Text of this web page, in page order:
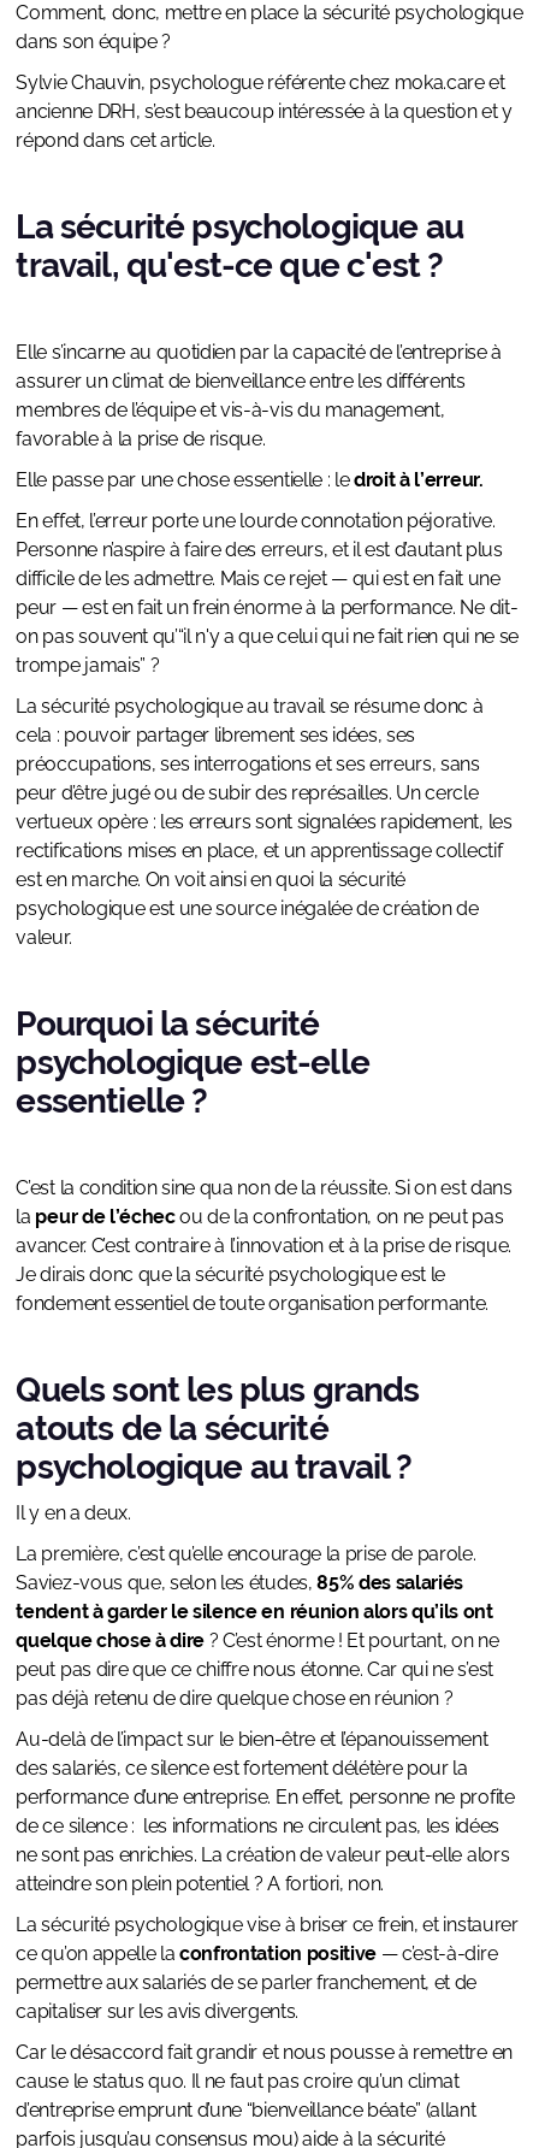
Comment, donc, mettre en place la sécurité psychologique
dans son équipe ?
Sylvie Chauvin, psychologue référente chez moka.care et
ancienne DRH, s’est beaucoup intéressée à la question et y
répond dans cet article.
La sécurité psychologique au
travail, qu'est-ce que c'est ?
Elle s’incarne au quotidien par la capacité de l’entreprise à
assurer un climat de bienveillance entre les différents
membres de l’équipe et vis-à-vis du management,
favorable à la prise de risque.
Elle passe par une chose essentielle : ledroit à l’erreur.
En effet, l’erreur porte une lourde connotation péjorative.
Personne n’aspire à faire des erreurs, et il est d’autant plus
difficile de les admettre. Mais ce rejet — qui est en fait une
peur — est en fait un frein énorme à la performance. Ne dit-
on pas souvent qu’“il n'y a que celui qui ne fait rien qui ne se
trompe jamais” ?
La sécurité psychologique au travail se résume donc à
cela : pouvoir partager librement ses idées, ses
préoccupations, ses interrogations et ses erreurs, sans
peur d’être jugé ou de subir des représailles. Un cercle
vertueux opère : les erreurs sont signalées rapidement, les
rectifications mises en place, et un apprentissage collectif
est en marche. On voit ainsi en quoi la sécurité
psychologique est une source inégalée de création de
valeur.
Pourquoi la sécurité
psychologique est-elle
essentielle ?
C’est la condition sine qua non de la réussite. Si on est dans
la peur de l’échecou de la confrontation, on ne peut pas
avancer. C’est contraire à l’innovation et à la prise de risque.
Je dirais donc que la sécurité psychologique est le
fondement essentiel de toute organisation performante.
Quels sont les plus grands
atouts de la sécurité
psychologique au travail ?
Il y en a deux.
La première, c’est qu’elle encourage la prise de parole.
Saviez-vous que, selon les études,85% des salariés
tendent à garder le silence en réunion alors qu’ils ont
quelque chose à dire ? C’est énorme ! Et pourtant, on ne
peut pas dire que ce chiffre nous étonne. Car qui ne s’est
pas déjà retenu de dire quelque chose en réunion ?
Au-delà de l’impact sur le bien-être et l’épanouissement
des salariés, ce silence est fortement délétère pour la
performance d’une entreprise. En effet, personne ne profite
de ce silence : les informations ne circulent pas, les idées
ne sont pas enrichies. La création de valeur peut-elle alors
atteindre son plein potentiel ? A fortiori, non.
La sécurité psychologique vise à briser ce frein, et instaurer
ce qu’on appelle laconfrontation positive — c’est-à-dire
permettre aux salariés de se parler franchement, et de
capitaliser sur les avis divergents.
Car le désaccord fait grandir et nous pousse à remettre en
cause le status quo. Il ne faut pas croire qu’un climat
d’entreprise emprunt d’une “bienveillance béate” (allant
parfois jusqu’au consensus mou) aide à la sécurité